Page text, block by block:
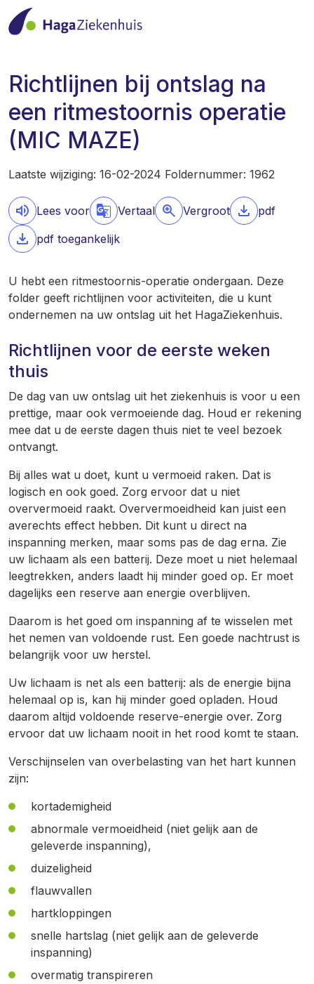
Richtlijnen bij ontslag na
een ritmestoornis operatie
(MIC MAZE)
Laatste wijziging: 16-02-2024 Foldernummer: 1962
Lees voor Vertaal Vergroot
pdf
pdf toegankelijk
U hebt een ritmestoornis-operatie ondergaan. Deze
folder geeft richtlijnen voor activiteiten, die u kunt
ondernemen na uw ontslag uit het HagaZiekenhuis.
Richtlijnen voor de eerste weken
thuis
De dag van uw ontslag uit het ziekenhuis is voor u een
prettige, maar ook vermoeiende dag. Houd er rekening
mee dat u de eerste dagen thuis niet te veel bezoek
ontvangt.
Bij alles wat u doet, kunt u vermoeid raken. Dat is
logisch en ook goed. Zorg ervoor dat u niet
oververmoeid raakt. Oververmoeidheid kan juist een
averechts effect hebben. Dit kunt u direct na
inspanning merken, maar soms pas de dag erna. Zie
uw lichaam als een batterij. Deze moet u niet helemaal
leegtrekken, anders laadt hij minder goed op. Er moet
dagelijks een reserve aan energie overblijven.
Daarom is het goed om inspanning af te wisselen met
het nemen van voldoende rust. Een goede nachtrust is
belangrijk voor uw herstel.
Uw lichaam is net als een batterij: als de energie bijna
helemaal op is, kan hij minder goed opladen. Houd
daarom altijd voldoende reserve-energie over. Zorg
ervoor dat uw lichaam nooit in het rood komt te staan.
Verschijnselen van overbelasting van het hart kunnen
zijn:
kortademigheid
abnormale vermoeidheid (niet gelijk aan de
geleverde inspanning),
duizeligheid
flauwvallen
hartkloppingen
snelle hartslag (niet gelijk aan de geleverde
inspanning)
overmatig transpireren